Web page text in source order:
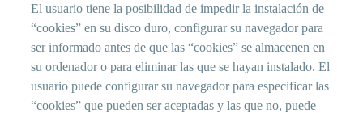
El usuario tiene la posibilidad de impedir la instalación de
“cookies” en su disco duro, configurar su navegador para
ser informado antes de que las “cookies” se almacenen en
su ordenador o para eliminar las que se hayan instalado. El
usuario puede configurar su navegador para especificar las
“cookies” que pueden ser aceptadas y las que no, puede